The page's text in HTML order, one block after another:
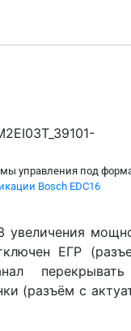
управления под
Bosch EDC16
увеличения
ЕГР
(разъём с